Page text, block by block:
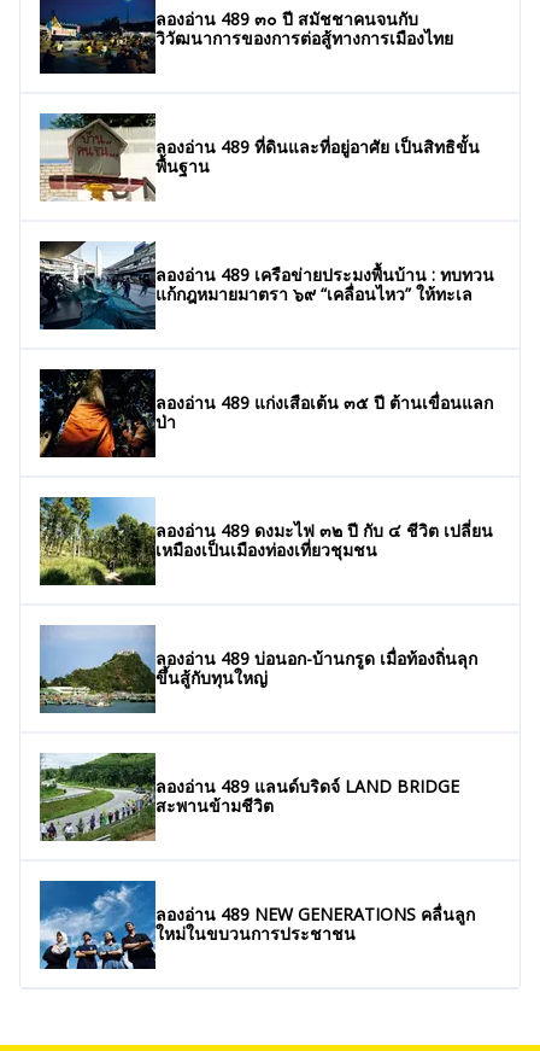
ลองอ่าน 489 ๓๐ ปี สมัชชาคนจนกับ
วิวัฒนาการของการต่อสู้ทางการเมืองไทย
ลองอ่าน 489 ที่ดินและที่อยู่อาศัย เป็นสิทธิขั้น
พื้นฐาน
ลองอ่าน 489 เครือข่ายประมงพื้นบ้าน : ทบทวน
แก้กฎหมายมาตรา ๖๙ “เคลื่อนไหว” ให้ทะเล
ลองอ่าน 489 แก่งเสือเต้น ๓๕ ปี ต้านเขื่อนแลก
ป่า
ลองอ่าน 489 ดงมะไฟ ๓๒ ปี กับ ๔ ชีวิต เปลี่ยน
เหมืองเป็นเมืองท่องเที่ยวชุมชน
ลองอ่าน 489 บ่อนอก-บ้านกรูด เมื่อท้องถิ่นลุก
ขึ้นสู้กับทุนใหญ่
ลองอ่าน 489 แลนด์บริดจ์ LAND BRIDGE
สะพานข้ามชีวิต
ลองอ่าน 489 NEW GENERATIONS คลื่นลูก
ใหม่ในขบวนการประชาชน